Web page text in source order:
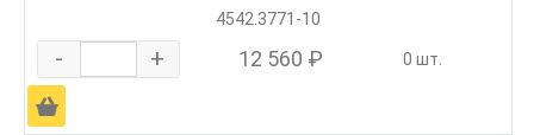
4542.3771-10
- + 12 560 ₽ 0 шт.
Ä